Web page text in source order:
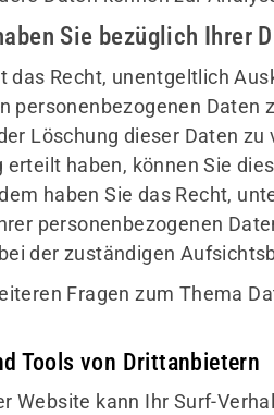
Sie bezüglich Ihrer
das Recht, unentgeltlich
personenbezogenen Daten
Löschung dieser Daten
erteilt haben, können Sie
haben Sie das Recht,
personenbezogenen
der zuständigen
Fragen zum Thema
Tools von Dritt­anbietern
Website kann Ihr Surf-